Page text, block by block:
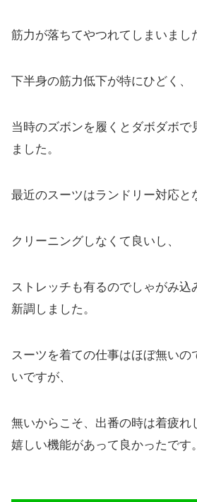
筋力が落ちてやつれてしまいまし
下半身の筋力低下が特にひどく、
当時のズボンを履くとダボダボで
ました。
最近のスーツはランドリー対応と
クリーニングしなくて良いし、
ストレッチも有るのでしゃがみ込
新調しました。
スーツを着ての仕事はほぼ無いの
いですが、
無いからこそ、出番の時は着疲れ
嬉しい機能があって良かったです。